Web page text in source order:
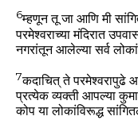
6म्हणून तू जा आणि मी
परमेश्वराच्या मंदिरात
नगरांतून आलेल्या सर्व
7कदाचित् ते परमेश्वरापुढे
प्रत्येक व्यक्ती आपल्या
कोप या लोकांविरूद्ध